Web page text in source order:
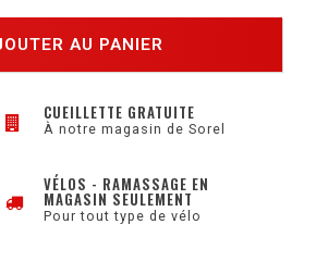
AU PANIER
CUEILLETTE GRATUITE
À notre magasin de Sorel
VÉLOS - RAMASSAGE EN
MAGASIN SEULEMENT
Pour tout type de vélo